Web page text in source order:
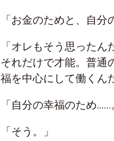
「お金のためと、自
「オレもそう思った
それだけで才能。普通
福を中心にして働くん
「自分の幸福のため……
「そう。」